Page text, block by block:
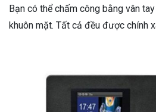
Bạn có thể chấm công bằng vân
khuôn mặt. Tất cả đều được chính